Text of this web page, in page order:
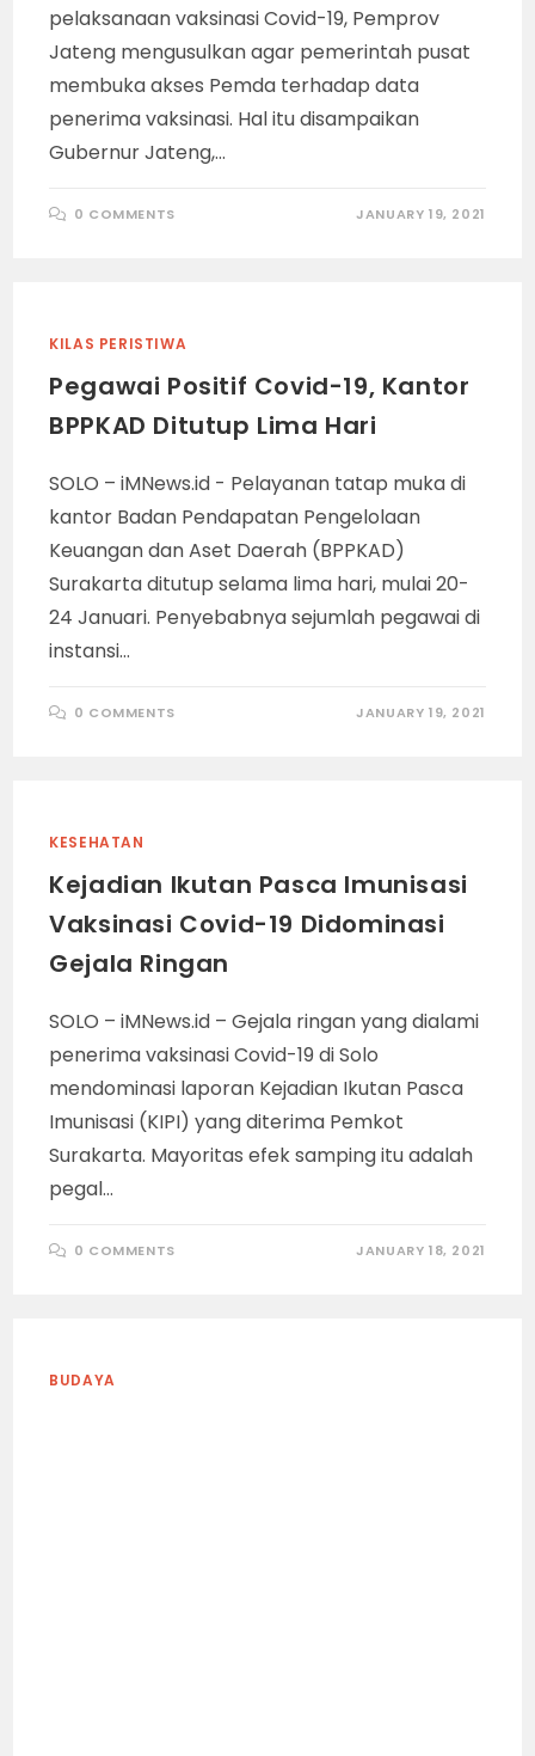
pelaksanaan vaksinasi Covid-19, Pemprov
Jateng mengusulkan agar pemerintah pusat
membuka akses Pemda terhadap data
penerima vaksinasi. Hal itu disampaikan
Gubernur Jateng,…
0 COMMENTS JANUARY 19, 2021
KILAS PERISTIWA
Pegawai Positif Covid-19, Kantor
BPPKAD Ditutup Lima Hari
SOLO – iMNews.id - Pelayanan tatap muka di
kantor Badan Pendapatan Pengelolaan
Keuangan dan Aset Daerah (BPPKAD)
Surakarta ditutup selama lima hari, mulai 20-
24 Januari. Penyebabnya sejumlah pegawai di
instansi…
0 COMMENTS JANUARY 19, 2021
KESEHATAN
Kejadian Ikutan Pasca Imunisasi
Vaksinasi Covid-19 Didominasi
Gejala Ringan
SOLO – iMNews.id – Gejala ringan yang dialami
penerima vaksinasi Covid-19 di Solo
mendominasi laporan Kejadian Ikutan Pasca
Imunisasi (KIPI) yang diterima Pemkot
Surakarta. Mayoritas efek samping itu adalah
pegal…
0 COMMENTS JANUARY 18, 2021
BUDAYA